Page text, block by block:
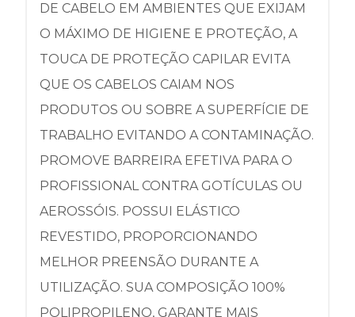
DE CABELO EM AMBIENTES QUE EXIJAM
O MÁXIMO DE HIGIENE E PROTEÇÃO, A
TOUCA DE PROTEÇÃO CAPILAR EVITA
QUE OS CABELOS CAIAM NOS
PRODUTOS OU SOBRE A SUPERFÍCIE DE
TRABALHO EVITANDO A CONTAMINAÇÃO.
PROMOVE BARREIRA EFETIVA PARA O
PROFISSIONAL CONTRA GOTÍCULAS OU
AEROSSÓIS. POSSUI ELÁSTICO
REVESTIDO, PROPORCIONANDO
MELHOR PREENSÃO DURANTE A
UTILIZAÇÃO. SUA COMPOSIÇÃO 100%
POLIPROPILENO, GARANTE MAIS